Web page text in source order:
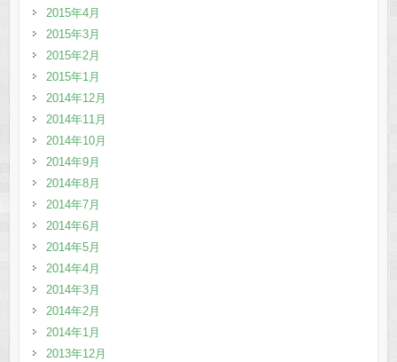
2015年4月
2015年3月
2015年2月
2015年1月
2014年12月
2014年11月
2014年10月
2014年9月
2014年8月
2014年7月
2014年6月
2014年5月
2014年4月
2014年3月
2014年2月
2014年1月
2013年12月